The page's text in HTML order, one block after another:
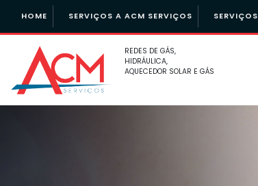
HOME (PÁGINA ATUAL)
SERVIÇOS A ACM SERVIÇOS SERVIÇOS
REDES DE GÁS,
HIDRÁULICA,
AQUECEDOR SOLAR E GÁS